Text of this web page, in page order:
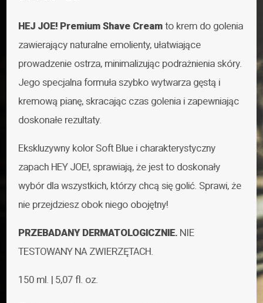
HEJ JOE! Premium Shave Cream to krem do golenia
zawierający naturalne emolienty, ułatwiające
prowadzenie ostrza, minimalizując podrażnienia skóry.
Jego specjalna formuła szybko wytwarza gęstą i
kremową pianę, skracając czas golenia i zapewniając
doskonałe rezultaty.
Ekskluzywny kolor Soft Blue i charakterystyczny
zapach HEY JOE!, sprawiają, że jest to doskonały
wybór dla wszystkich, którzy chcą się golić. Sprawi, że
nie przejdziesz obok niego obojętny!
PRZEBADANY DERMATOLOGICZNIE. NIE
TESTOWANY NA ZWIERZĘTACH.
150 ml. | 5,07 fl. oz.